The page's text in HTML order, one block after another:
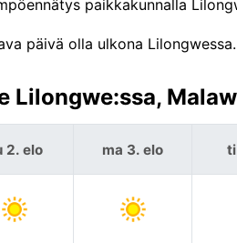
paikkakunnalla
päivä olla ulkona Lilongwessa.
Lilongwe:ssa,
2. elo ma 3. elo